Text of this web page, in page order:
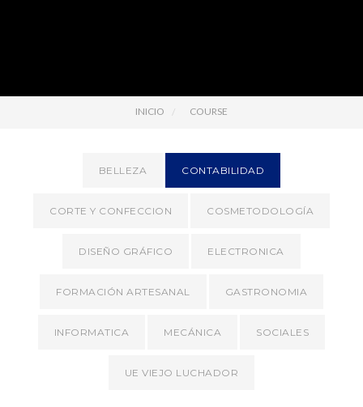
INICIO COURSE
BELLEZA CONTABILIDAD
CORTE Y CONFECCION COSMETODOLOGÍA
DISEÑO GRÁFICO ELECTRONICA
FORMACIÓN ARTESANAL GASTRONOMIA
INFORMATICA MECÁNICA SOCIALES
UE VIEJO LUCHADOR